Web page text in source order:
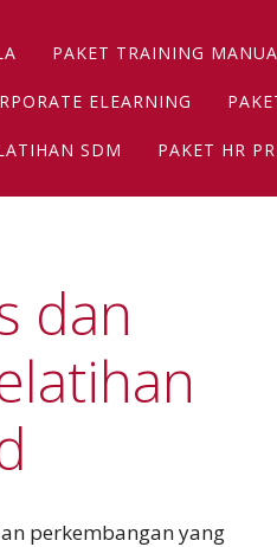
PAKET TRAINING
ELEARNING
SDM PAKET HR
dan
perkembangan yang